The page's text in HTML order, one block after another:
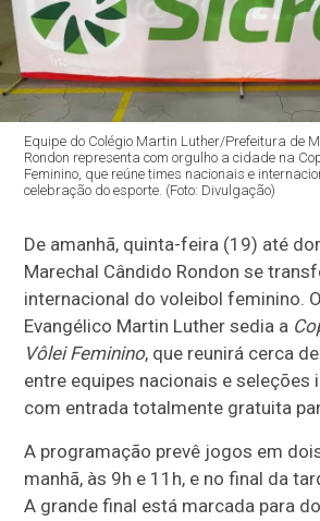
Equipe do Colégio Martin Luther/Prefeitura de
Rondon representa com orgulho a cidade na
Feminino, que reúne times nacionais e
celebração do esporte. (Foto: Divulgação)
De amanhã, quinta-feira (19) até
Marechal Cândido Rondon se
internacional do voleibol feminino.
Evangélico Martin Luther sedia a
Vôlei Feminino, que reunirá cerca
entre equipes nacionais e seleções
com entrada totalmente gratuita
A programação prevê jogos em
manhã, às 9h e 11h, e no final da
A grande final está marcada para